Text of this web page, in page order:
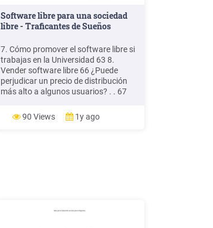
Software libre para una sociedad
libre - Traficantes de Sueños
7. Cómo promover el software libre si
trabajas en la Universidad 63 8.
Vender software libre 66 ¿Puede
perjudicar un precio de distribución
más alto a algunos usuarios? . . 67
distribución más alto el uso de
software libre? 67 La expresión
90 Views 1y ago